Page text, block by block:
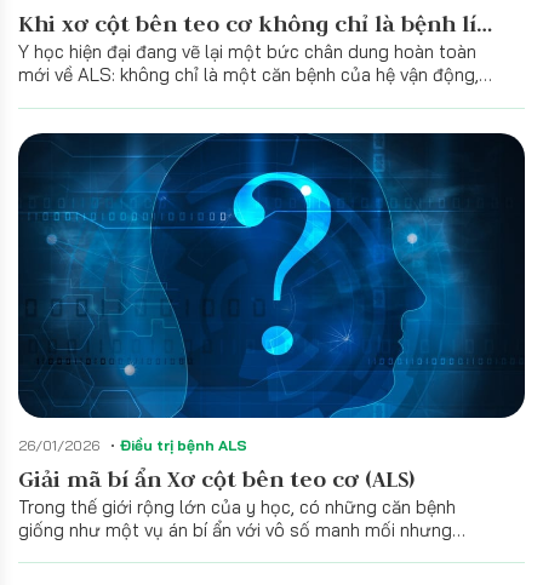
Khi xơ cột bên teo cơ không chỉ là bệnh lí
của chuyên khoa Thần kinh: Những cuộc
chiến thầm lặng
Y học hiện đại đang vẽ lại một bức chân dung hoàn toàn
mới về ALS: không chỉ là một căn bệnh của hệ vận động,
động, nhưng những cơn dư chấn lại lan tỏa đến mọi ngóc
ngách của cơ thể và tâm trí.
26/01/2026 Điều trị bệnh ALS
Giải mã bí ẩn Xơ cột bên teo cơ (ALS)
Trong thế giới rộng lớn của y học, có những căn bệnh
giống như một vụ án bí ẩn với vô số manh mối nhưng